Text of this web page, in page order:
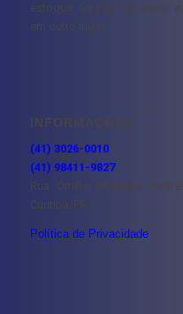
estoque. Se não encontrar
em outro lugar.
INFORMAÇÕES
(41) 3026-0010
(41) 98411-9827
Rua Omílio Monteiro
Curitiba/PR
Política de Privacidade